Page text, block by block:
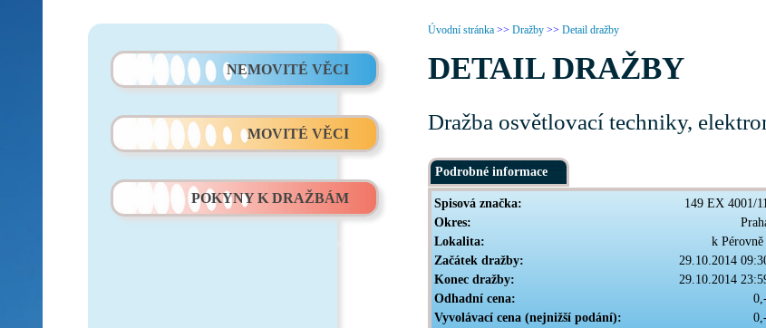
NEMOVITÉ VĚCI
MOVITÉ VĚCI
POKYNY K DRAŽBÁM
Úvodní stránka >> Dražby >> Detail dražby
DETAIL DRAŽBY
Dražba osvětlovací techniky,
Podrobné informace
Spisová značka:
149 EX 4001/
Okres:
Lokalita:
k Pérovně
Začátek dražby:
29.10.2014
Konec dražby:
29.10.2014
Odhadní cena:
Vyvolávací cena (nejnižší podání):